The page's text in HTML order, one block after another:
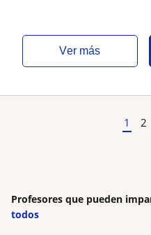
ver más
1 2
Profesores que pueden
todos